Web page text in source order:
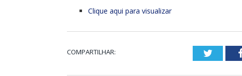
Clique aqui para visualizar
COMPARTILHAR: Twitter